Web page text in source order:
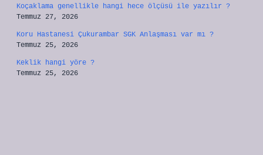
Koçaklama genellikle hangi hece ölçüsü ile yazılır ?
Temmuz 27, 2026
Koru Hastanesi Çukurambar SGK Anlaşması var mı ?
Temmuz 25, 2026
Keklik hangi yöre ?
Temmuz 25, 2026